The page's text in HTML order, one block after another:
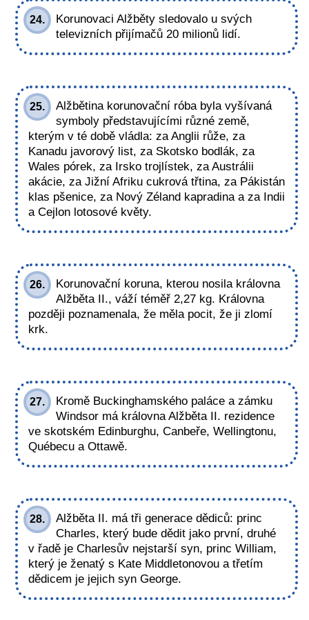
24.
Korunovaci Alžběty sledovalo u svých
televizních přijímačů 20 milionů lidí.
25.
Alžbětina korunovační róba byla vyšívaná
symboly představujícími různé země,
kterým v té době vládla: za Anglii růže, za
Kanadu javorový list, za Skotsko bodlák, za
Wales pórek, za Irsko trojlístek, za Austrálii
akácie, za Jižní Afriku cukrová třtina, za Pákistán
klas pšenice, za Nový Zéland kapradina a za Indii
a Cejlon lotosové květy.
26.
Korunovační koruna, kterou nosila královna
Alžběta II., váží téměř 2,27 kg. Královna
později poznamenala, že měla pocit, že ji zlomí
krk.
27.
Kromě Buckinghamského paláce a zámku
Windsor má královna Alžběta II. rezidence
ve skotském Edinburghu, Canbeře, Wellingtonu,
Québecu a Ottawě.
28.
Alžběta II. má tři generace dědiců: princ
Charles, který bude dědit jako první, druhé
v řadě je Charlesův nejstarší syn, princ William,
který je ženatý s Kate Middletonovou a třetím
dědicem je jejich syn George.